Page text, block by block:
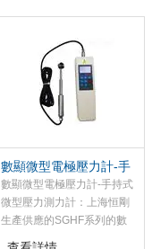
數顯微型電極壓力計-手
持式微型壓力測力計
數顯微型電極壓力計-手持式
微型壓力測力計：上海恒剛
生產供應的SGHF系列的數
顯推拉力計分為測拉力和壓